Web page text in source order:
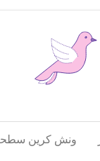
ونش كرين